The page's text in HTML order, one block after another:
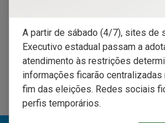
A partir de sábado (4/7), sites de
Executivo estadual passam a
atendimento às restrições
informações ficarão
fim das eleições. Redes sociais
perfis temporários.
Quem já